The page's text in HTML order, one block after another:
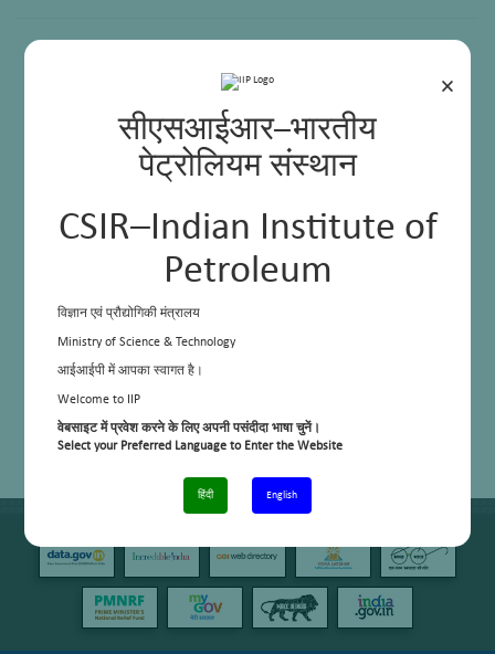
×
सीएसआईआर–भारतीय
पेट्रोलियम संस्थान
CSIR–Indian Institute of
Petroleum
विज्ञान एवं प्रौद्योगिकी मंत्रालय
Ministry of Science & Technology
आईआईपी में आपका स्वागत है।
Welcome to IIP
वेबसाइट में प्रवेश करने के लिए अपनी पसंदीदा भाषा चुनें।
Select your Preferred Language to Enter the Website
हिंदी English